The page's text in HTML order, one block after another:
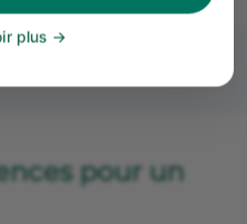
plus
pour un